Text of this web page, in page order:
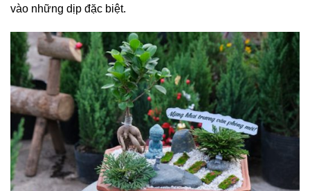
vào những dịp đặc biệt.